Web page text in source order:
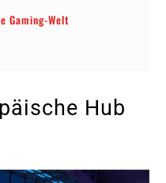
Gaming-Welt
Hub